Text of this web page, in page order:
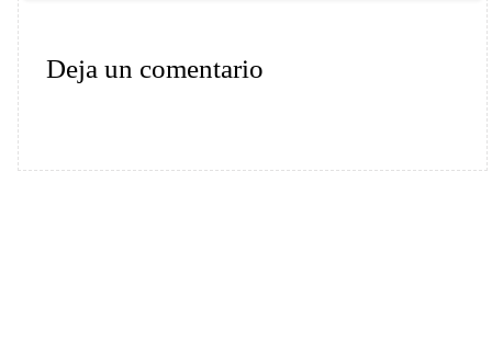
Deja un comentario